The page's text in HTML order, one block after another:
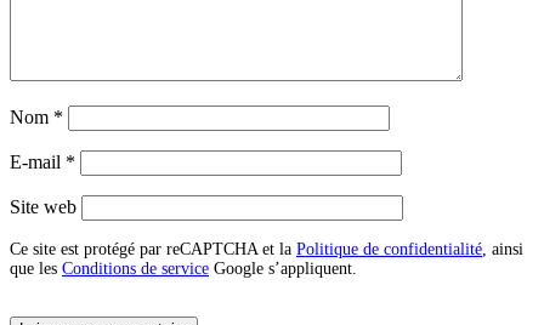
Nom *
E-mail *
Site web
Ce site est protégé par reCAPTCHA et la Politique de confidentialité, ainsi
que les Conditions de service Google s’appliquent.